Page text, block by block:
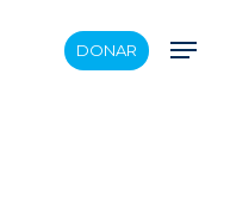
DONAR Menu